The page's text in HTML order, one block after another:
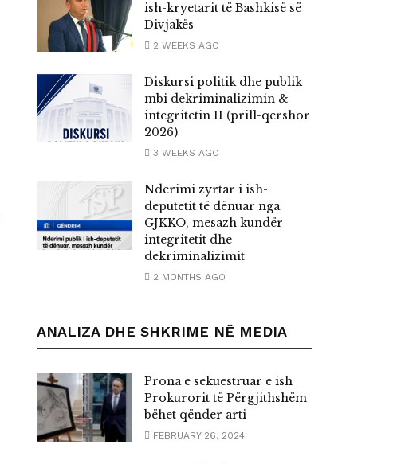
ish-kryetarit të Bashkisë së
Divjakës
2 WEEKS AGO
Diskursi politik dhe publik
mbi dekriminalizimin &
integritetin II (prill-qershor
2026)
3 WEEKS AGO
Nderimi zyrtar i ish-
deputetit të dënuar nga
GJKKO, mesazh kundër
integritetit dhe
dekriminalizimit
2 MONTHS AGO
ANALIZA DHE SHKRIME NË MEDIA
Prona e sekuestruar e ish
Prokurorit të Përgjithshëm
bëhet qënder arti
FEBRUARY 26, 2024